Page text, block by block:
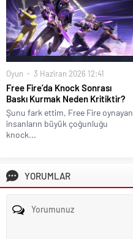
Oyun 3 Haziran 2026 12:41
Free Fire’da Knock Sonrası
Baskı Kurmak Neden Kritiktir?
Şunu fark ettim, Free Fire oynayan
insanların büyük çoğunluğu
knock...
YORUMLAR